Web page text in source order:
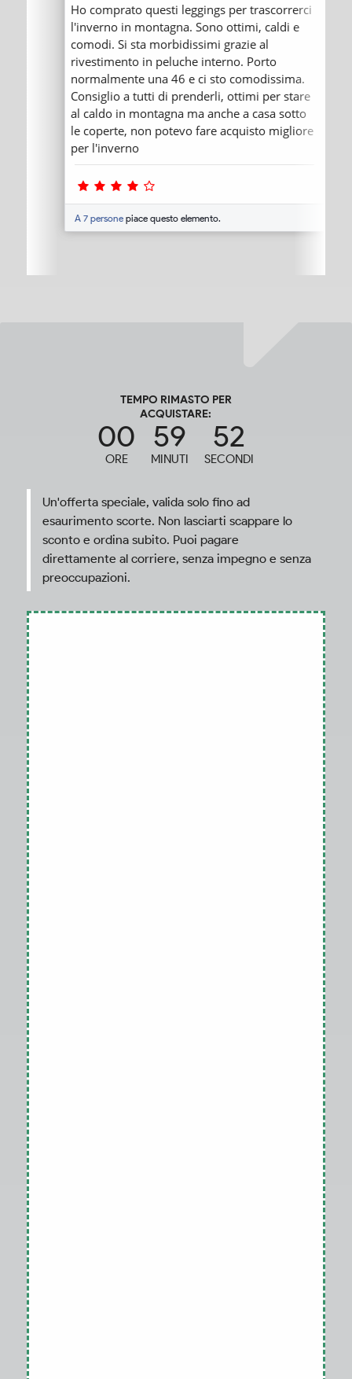
Ho comprato questi leggings per trascorrerci
l'inverno in montagna. Sono ottimi, caldi e
comodi. Si sta morbidissimi grazie al
rivestimento in peluche interno. Porto
normalmente una 46 e ci sto comodissima.
Consiglio a tutti di prenderli, ottimi per stare
al caldo in montagna ma anche a casa sotto
le coperte, non potevo fare acquisto migliore
per l'inverno
A 7 personepiace questo elemento.
TEMPO RIMASTO PER
ACQUISTARE:
00
ORE
59
MINUTI
50
SECONDI
Un'offerta speciale, valida solo fino ad
esaurimento scorte. Non lasciarti scappare lo
sconto e ordina subito. Puoi pagare
direttamente al corriere, senza impegno e senza
preoccupazioni.